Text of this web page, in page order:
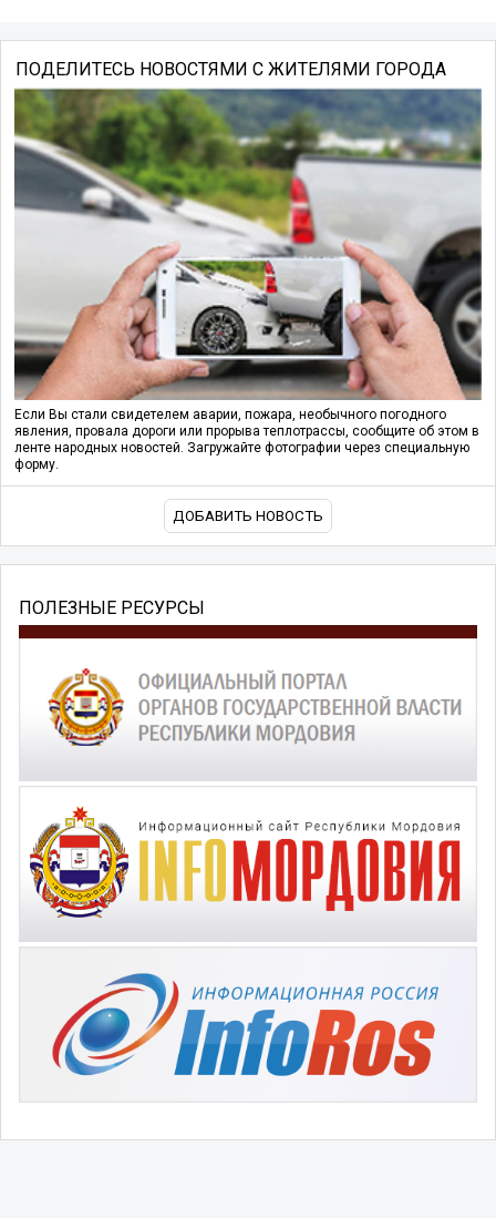
ПОДЕЛИТЕСЬ НОВОСТЯМИ С ЖИТЕЛЯМИ ГОРОДА
Если Вы стали свидетелем аварии, пожара, необычного погодного
явления, провала дороги или прорыва теплотрассы, сообщите об этом в
ленте народных новостей. Загружайте фотографии через специальную
форму.
ДОБАВИТЬ НОВОСТЬ
ПОЛЕЗНЫЕ РЕСУРСЫ